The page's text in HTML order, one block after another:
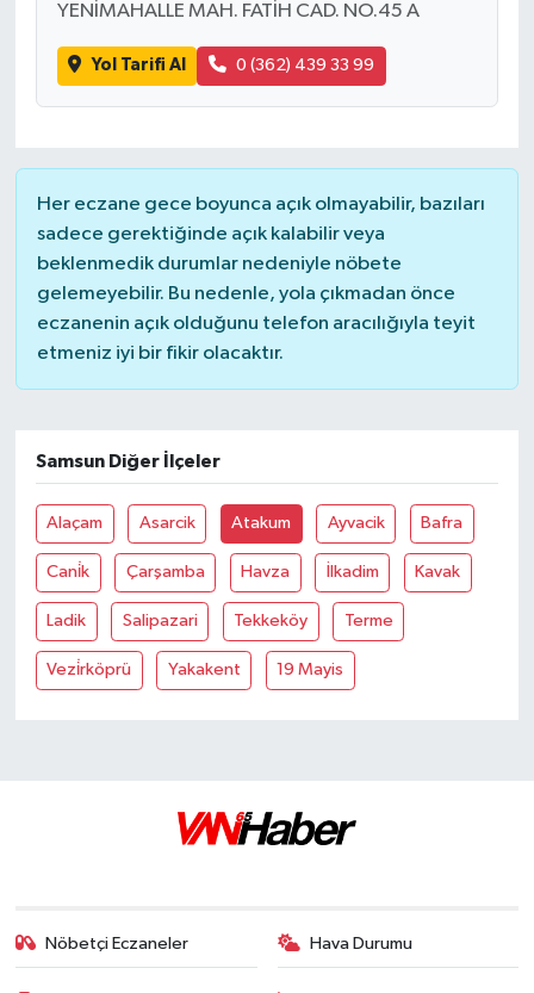
YENİMAHALLE MAH. FATİH CAD. NO.45 A
Yol Tarifi Al 0 (362) 439 33 99
Her eczane gece boyunca açık olmayabilir, bazıları
sadece gerektiğinde açık kalabilir veya
beklenmedik durumlar nedeniyle nöbete
gelemeyebilir. Bu nedenle, yola çıkmadan önce
eczanenin açık olduğunu telefon aracılığıyla teyit
etmeniz iyi bir fikir olacaktır.
Samsun Diğer İlçeler
Alaçam Asarcik Atakum Ayvacik Bafra
Cani̇k Çarşamba Havza İlkadim Kavak
Ladik Salipazari Tekkeköy Terme
Vezi̇rköprü Yakakent 19 Mayis
Nöbetçi Eczaneler Hava Durumu